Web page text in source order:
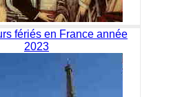
fériés en France année
2023